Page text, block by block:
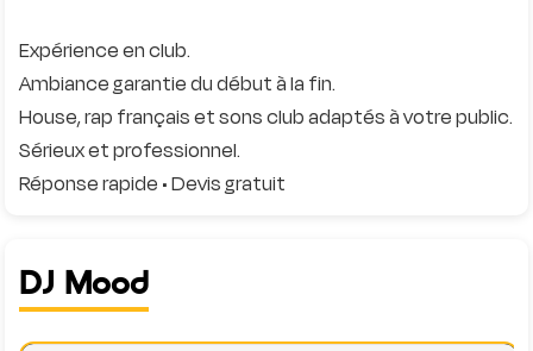
Expérience en club.
Ambiance garantie du début à la fin.
House, rap français et sons club adaptés à votre public.
Sérieux et professionnel.
DJ Mood